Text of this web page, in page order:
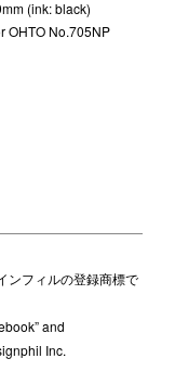
(ink: black)
OHTO No.705NP
ンフィルの登録商標で
and
Inc.